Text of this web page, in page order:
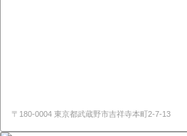
〒180-0004 東京都武蔵野市吉祥寺本町2-7-13